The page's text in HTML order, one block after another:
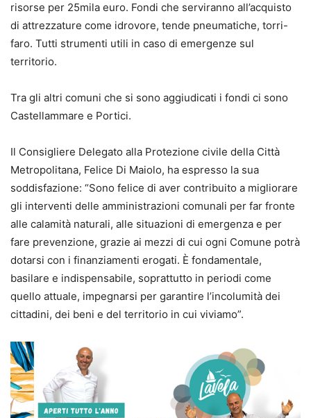
risorse per 25mila euro. Fondi che serviranno all’acquisto
di attrezzature come idrovore, tende pneumatiche, torri-
faro. Tutti strumenti utili in caso di emergenze sul
territorio.
Tra gli altri comuni che si sono aggiudicati i fondi ci sono
Castellammare e Portici.
Il Consigliere Delegato alla Protezione civile della Città
Metropolitana, Felice Di Maiolo, ha espresso la sua
soddisfazione: “Sono felice di aver contribuito a migliorare
gli interventi delle amministrazioni comunali per far fronte
alle calamità naturali, alle situazioni di emergenza e per
fare prevenzione, grazie ai mezzi di cui ogni Comune potrà
dotarsi con i finanziamenti erogati. È fondamentale,
basilare e indispensabile, soprattutto in periodi come
quello attuale, impegnarsi per garantire l’incolumità dei
cittadini, dei beni e del territorio in cui viviamo”.